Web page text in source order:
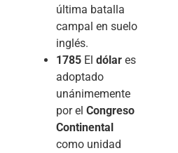
última batalla
campal en suelo
inglés.
1785 El dólar es
adoptado
unánimemente
por el Congreso
Continental
como unidad